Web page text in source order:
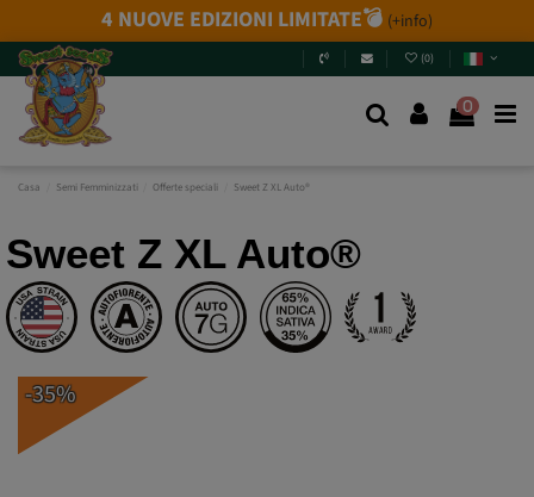
4 NUOVE EDIZIONI LIMITATE💣 (+info)
(0)
0
Casa Semi Femminizzati Offerte speciali Sweet Z XL Auto®
Sweet Z XL Auto®
-35%